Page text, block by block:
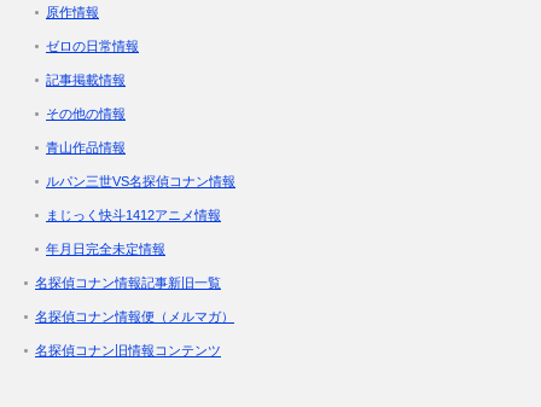
原作情報
ゼロの日常情報
記事掲載情報
その他の情報
青山作品情報
ルパン三世VS名探偵コナン情報
まじっく快斗1412アニメ情報
年月日完全未定情報
名探偵コナン情報記事新旧一覧
名探偵コナン情報便（メルマガ）
名探偵コナン旧情報コンテンツ